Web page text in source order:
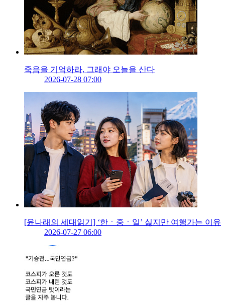
죽음을 기억하라, 그래야 오늘을 산다
2026-07-28 07:00
[윤나래의 세대읽기] ‘한ㆍ중ㆍ일’ 싫지만 여행가는 이유
2026-07-27 06:00